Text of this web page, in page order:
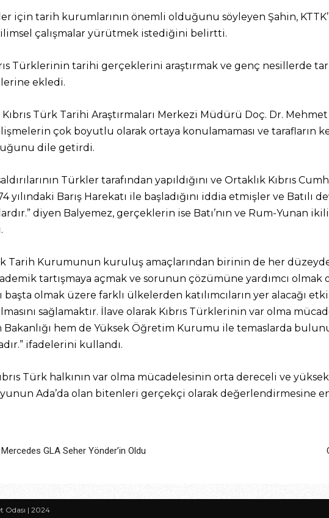
için tarih kurumlarının önemli olduğunu söyleyen Şahin,
çalışmalar yürütmek istediğini belirtti.
Türklerinin tarihi gerçeklerini araştırmak ve genç nesillerde
ekledi.
Türk Tarihi Araştırmaları Merkezi Müdürü Doç. Dr.
çok boyutlu olarak ortaya konulamaması ve tarafların
dile getirdi.
Türkler tarafından yapıldığını ve Ortaklık Kıbrıs
yılındaki Barış Harekatı ile başladığını iddia etmişler ve
diyen Balyemez, gerçeklerin ise Batı’nın ve Rum-Yunan
Tarih Kurumunun kuruluş amaçlarından birinin de her
tartışmaya açmak ve sorunun çözümüne yardımcı
olmak üzere farklı ülkelerden katılımcıların yer alacağı
sağlamaktır. İlave olarak Kıbrıs Türklerinin var olma
hem de Yüksek Öğretim Kurumu ile temaslarda
ifadelerini kullandı.
Türk halkının var olma mücadelesinin orta dereceli ve
Ada’da olan bitenleri gerçekçi olarak değerlendirmesine
GLA Seher Yönder’in Oldu
Odası | 2024